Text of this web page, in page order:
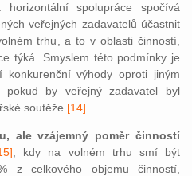
horizontální spolupráce spočívá
veřejných zadavatelů účastnit
trhu, a to v oblasti činností,
týká. Smyslem této podmínky je
konkurenční výhody oproti jiným
by veřejný zadavatel byl
soutěže. [14]
ale vzájemný poměr činností
, kdy na volném trhu smí být
z celkového objemu činností,